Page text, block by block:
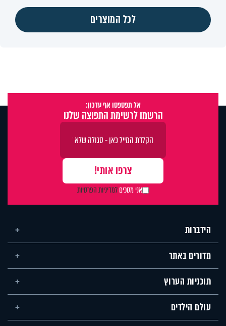
לכל המוצרים
אל תפספסו אף עדכון:
הרשמו לרשימת התפוצה שלנו
אני מסכיםלמדיניות הפרטיות
הידברות
מדורים באתר
תוכניות הערוץ
עולם הילדים